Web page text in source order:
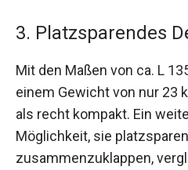
3. Platzsparendes
Mit den Maßen von ca. L
einem Gewicht von nur 23
als recht kompakt. Ein
Möglichkeit, sie
zusammenzuklappen,